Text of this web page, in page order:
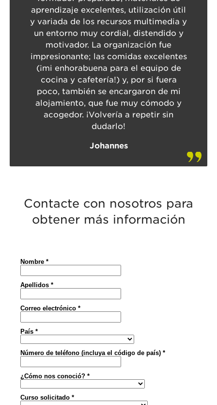
aprendizaje excelentes, utilización útil
y variada de los recursos multimedia y
un entorno muy cordial, distendido y
motivador. La organización fue
impresionante; las comidas excelentes
(¡mi enhorabuena para el equipo de
cocina y cafetería!) y, por si fuera
poco, también se encargaron de mi
alojamiento, que fue muy cómodo y
acogedor. ¡Volvería a repetir sin
dudarlo!
Johannes
Contacte con nosotros para
obtener más información